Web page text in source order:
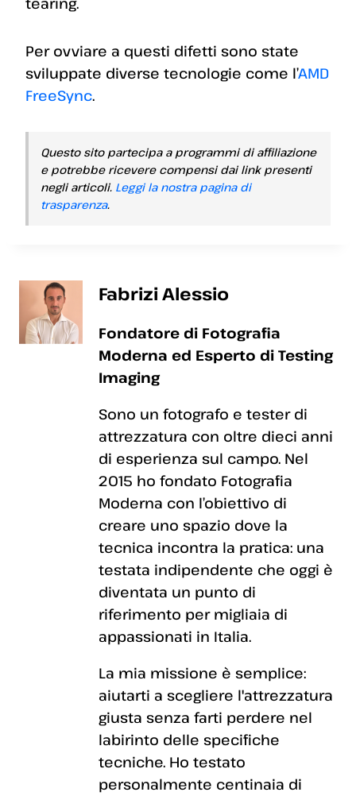
Per ovviare a questi difetti sono state
sviluppate diverse tecnologie come l’AMD
FreeSync.
Questo sito partecipa a programmi di affiliazione
e potrebbe ricevere compensi dai link presenti
negli articoli. Leggi la nostra pagina di
trasparenza.
Fabrizi Alessio
Fondatore di Fotografia
Moderna ed Esperto di Testing
Imaging
Sono un fotografo e tester di
attrezzatura con oltre dieci anni
di esperienza sul campo. Nel
2015 ho fondato Fotografia
Moderna con l’obiettivo di
creare uno spazio dove la
tecnica incontra la pratica: una
testata indipendente che oggi è
diventata un punto di
riferimento per migliaia di
appassionati in Italia.
La mia missione è semplice:
aiutarti a scegliere l'attrezzatura
giusta senza farti perdere nel
labirinto delle specifiche
tecniche. Ho testato
personalmente centinaia di